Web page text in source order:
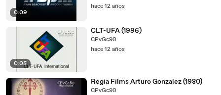
0:09
hace 12 años
0:05
CLT-UFA (1996)
CPvGc90
hace 12 años
Regia Films Arturo Gonzalez (1980)
CPvGc90